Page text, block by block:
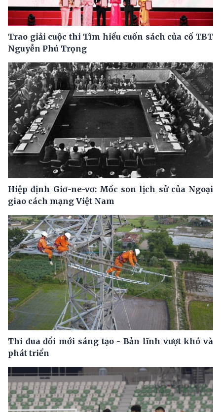
Trao giải cuộc thi Tìm hiểu cuốn sách của cố TBT
Nguyễn Phú Trọng
Hiệp định Giơ-ne-vơ: Mốc son lịch sử của Ngoại
giao cách mạng Việt Nam
Thi đua đổi mới sáng tạo - Bản lĩnh vượt khó và
phát triển